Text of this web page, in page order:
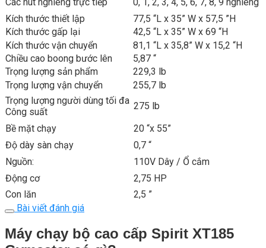
Các nút nghiêng trực tiếp
0, 1, 2, 3, 4, 5, 6, 7, 8, 9 nghiêng
Kích thước thiết lập
77,5 “L x 35” W x 57,5 ​​”H
Kích thước gấp lại
42,5 “L x 35” W x 69 “H
Kích thước vận chuyển
81,1 “L x 35,8” W x 15,2 “H
Chiều cao boong bước lên
5,87 “
Trọng lượng sản phẩm
229,3 lb
Trọng lượng vận chuyển
255,7 lb
Trọng lượng người dùng tối đa
Công suất
275 lb
Bề mặt chạy
20 “x 55”
Độ dày sàn chạy
0,7 “
Nguồn:
110V Dây / Ổ cắm
Động cơ
2,75 HP
Con lăn
2,5 ”
Bài viết đánh giá
Máy chạy bộ cao cấp Spirit XT185